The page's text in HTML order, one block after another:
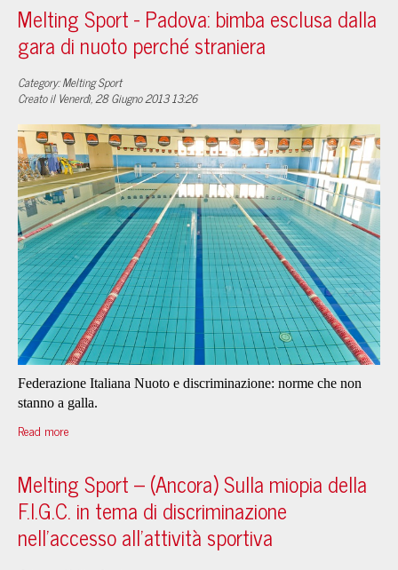
Melting Sport - Padova: bimba esclusa dalla
gara di nuoto perché straniera
Category: Melting Sport
Creato il Venerdì, 28 Giugno 2013 13:26
Federazione Italiana Nuoto e discriminazione: norme che non
stanno a galla.
Read more
Melting Sport – (Ancora) Sulla miopia della
F.I.G.C. in tema di discriminazione
nell’accesso all’attività sportiva